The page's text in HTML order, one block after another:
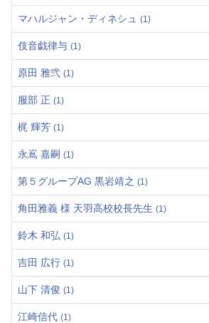
マハルジャン・ディネシュ (1)
伎音戯律与 (1)
原田 雅弐 (1)
服部 正 (1)
梶 輝芳 (1)
永嶌 嘉嗣 (1)
第５グループAG 黒岩靖之 (1)
角田雅義 様 天羽高校校長先生 (1)
鈴木 和弘 (1)
吉田 広行 (1)
山下 清俊 (1)
江崎信代 (1)